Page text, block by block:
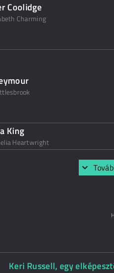
Coolidge
Charming
King
Heartwright
Keri Russell, egy